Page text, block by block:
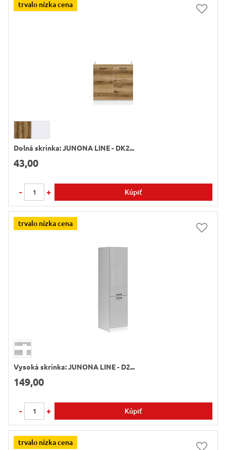
trvalo nízka cena
Dolná skrinka: JUNONA LINE - DK2...
43,00
- + Kúpiť
trvalo nízka cena
Vysoká skrinka: JUNONA LINE - D2...
149,00
- + Kúpiť
trvalo nízka cena